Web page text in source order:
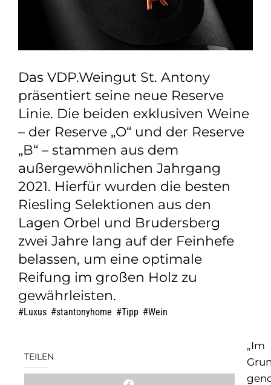
Das VDP.Weingut St. Antony
präsentiert seine neue Reserve
Linie. Die beiden exklusiven Weine
– der Reserve „O“ und der Reserve
„B“ – stammen aus dem
außergewöhnlichen Jahrgang
2021. Hierfür wurden die besten
Riesling Selektionen aus den
Lagen Orbel und Brudersberg
zwei Jahre lang auf der Feinhefe
belassen, um eine optimale
Reifung im großen Holz zu
gewährleisten.
Luxus stantonyhome Tipp Wein
TEILEN
„Im